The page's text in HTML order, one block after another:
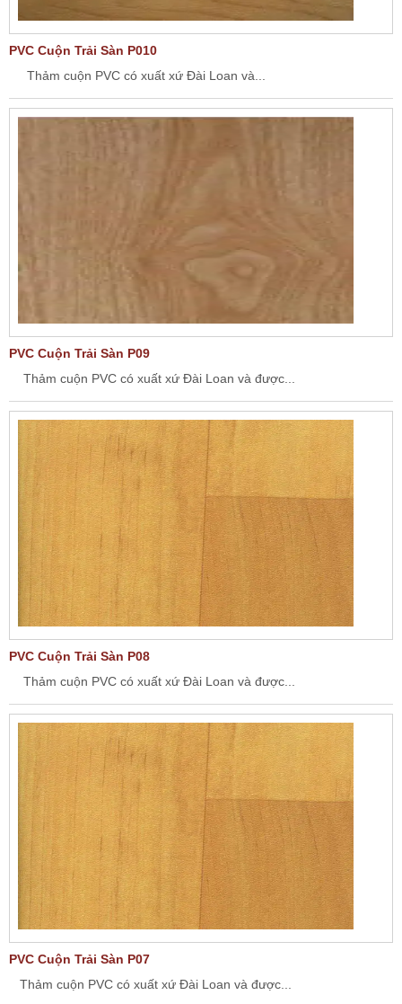
PVC Cuộn Trải Sàn P010
Thảm cuộn PVC có xuất xứ Đài Loan và...
PVC Cuộn Trải Sàn P09
Thảm cuộn PVC có xuất xứ Đài Loan và được...
PVC Cuộn Trải Sàn P08
Thảm cuộn PVC có xuất xứ Đài Loan và được...
PVC Cuộn Trải Sàn P07
Thảm cuộn PVC có xuất xứ Đài Loan và được...